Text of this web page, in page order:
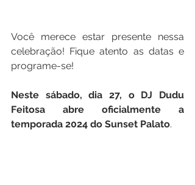
Você merece estar presente nessa
celebração! Fique atento as datas e
programe-se!
Neste sábado, dia 27, o DJ Dudu
Feitosa abre oficialmente a
temporada 2024 do Sunset Palato.